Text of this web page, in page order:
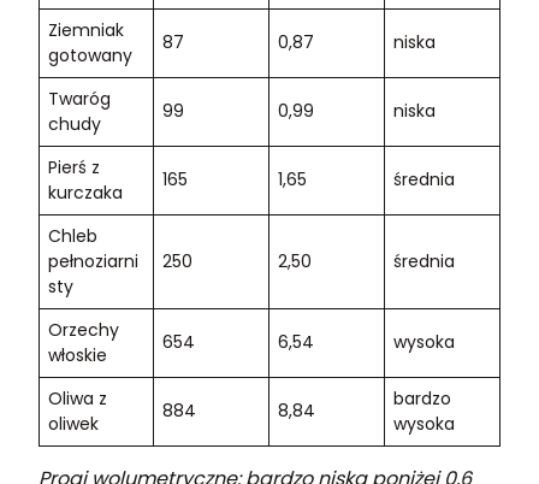
Ziemniak
gotowany
87 0,87 niska
Twaróg
chudy
99 0,99 niska
Pierś z
kurczaka
165 1,65 średnia
Chleb
pełnoziarni
sty
250 2,50 średnia
Orzechy
włoskie
654 6,54 wysoka
Oliwa z
oliwek
884 8,84
bardzo
wysoka